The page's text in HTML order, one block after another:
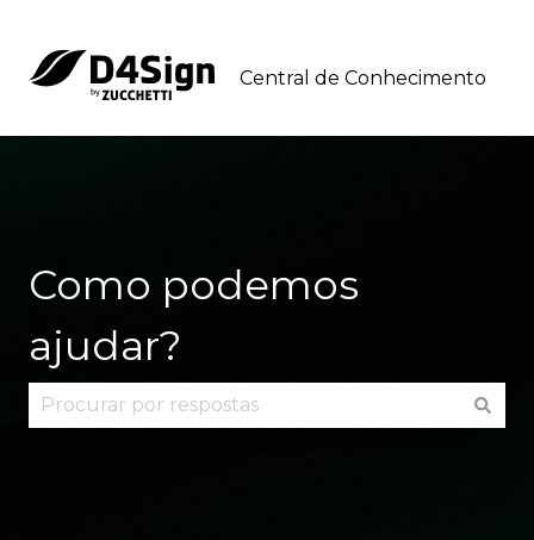
Central de Conhecimento
Como podemos
ajudar?